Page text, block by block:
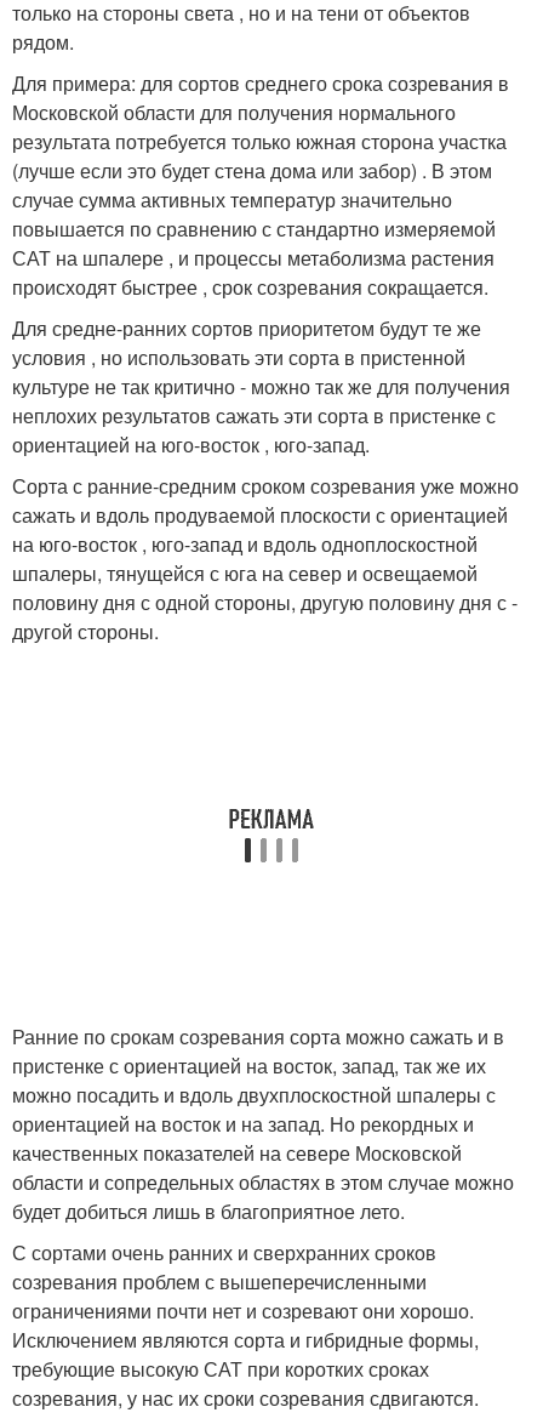
только на стороны света , но и на тени от объектов
рядом.
Для примера: для сортов среднего срока созревания в
Московской области для получения нормального
результата потребуется только южная сторона участка
(лучше если это будет стена дома или забор) . В этом
случае сумма активных температур значительно
повышается по сравнению с стандартно измеряемой
САТ на шпалере , и процессы метаболизма растения
происходят быстрее , срок созревания сокращается.
Для средне-ранних сортов приоритетом будут те же
условия , но использовать эти сорта в пристенной
культуре не так критично - можно так же для получения
неплохих результатов сажать эти сорта в пристенке с
ориентацией на юго-восток , юго-запад.
Сорта с ранние-средним сроком созревания уже можно
сажать и вдоль продуваемой плоскости с ориентацией
на юго-восток , юго-запад и вдоль одноплоскостной
шпалеры, тянущейся с юга на север и освещаемой
половину дня с одной стороны, другую половину дня с -
другой стороны.
Ранние по срокам созревания сорта можно сажать и в
пристенке с ориентацией на восток, запад, так же их
можно посадить и вдоль двухплоскостной шпалеры с
ориентацией на восток и на запад. Но рекордных и
качественных показателей на севере Московской
области и сопредельных областях в этом случае можно
будет добиться лишь в благоприятное лето.
С сортами очень ранних и сверхранних сроков
созревания проблем с вышеперечисленными
ограничениями почти нет и созревают они хорошо.
Исключением являются сорта и гибридные формы,
требующие высокую САТ при коротких сроках
созревания, у нас их сроки созревания сдвигаются.